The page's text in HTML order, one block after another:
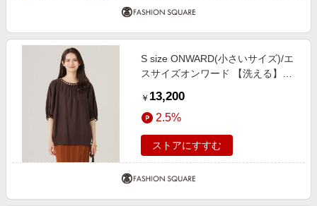
S size ONWARD(小さいサイズ)/エ
スサイズオンワード 【洗える】コ
￥ 13,200
2.5%
ストアにすすむ